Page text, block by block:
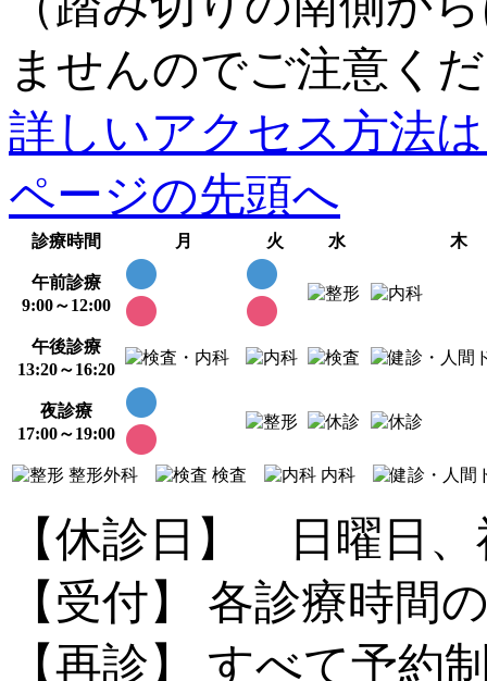
ませんのでご注意く
詳しいアクセス方法
ページの先頭へ
診療時間 月 火 水 木
整形外科 検査 内科
午前診療
9:00～12:00
午後診療
13:20～16:20
夜診療
17:00～19:00
【休診日】 日曜日、
【受付】 各診療時間
【再診】 すべて予約